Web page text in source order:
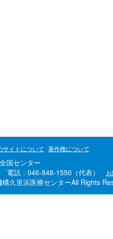
サイトについて 著作権について
国センター
話：046-848-1550（代表）
久里浜医療センターAll Rights